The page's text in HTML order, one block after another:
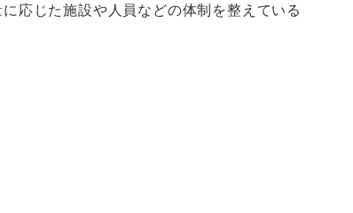
応じた施設や人員などの体制を整えている